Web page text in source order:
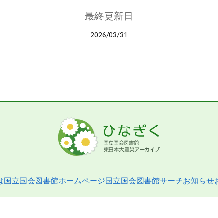
最終更新日
2026/03/31
国立国会図書館ホームページ国立国会図書館サーチお知らせ